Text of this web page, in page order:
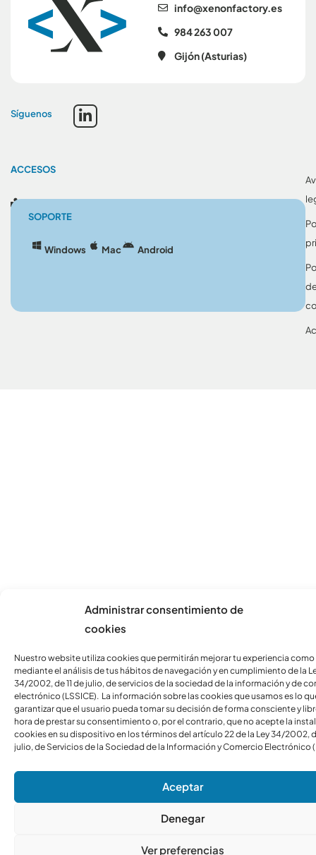
Administrar consentimiento de
cookies
Nuestro website utiliza cookies que permitirán mejorar tu experiencia como
mediante el análisis de tus hábitos de navegación y en cumplimiento de la
34/2002, de 11 de julio, de servicios de la sociedad de la información y de
electrónico (LSSICE). La información sobre las cookies que usamos es lo
garantizar que el usuario pueda tomar su decisión de forma consciente y
hora de prestar su consentimiento o, por el contrario, que no acepte la
cookies en su dispositivo en los términos del artículo 22 de la Ley 34/2002,
julio, de Servicios de la Sociedad de la Información y Comercio Electrónico
Aceptar
Denegar
Ver preferencias
se.yrotcafnonex@ofni
984 263 007
Gijón (Asturias)
Síguenos
ACCESOS
SOPORTE
Windows Mac Android